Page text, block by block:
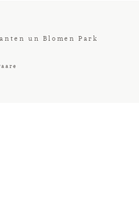
un Blomen Park